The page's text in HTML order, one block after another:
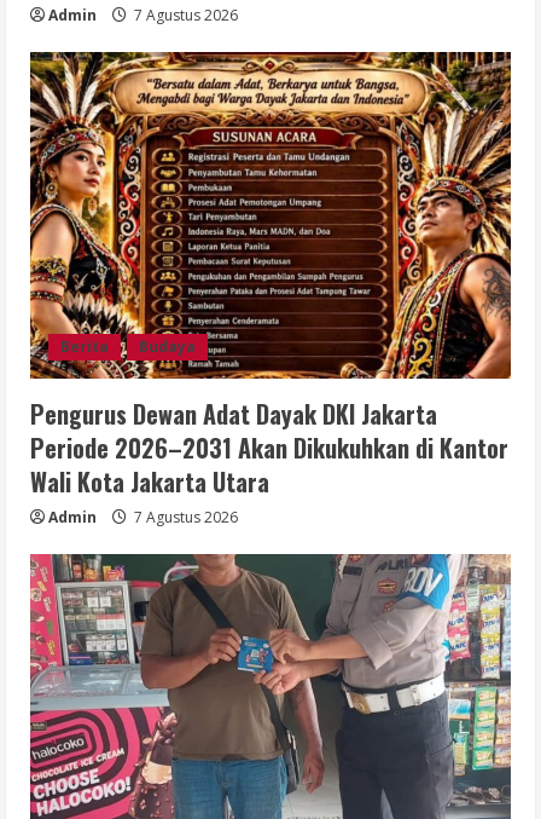
Admin 7 Agustus 2026
Berita Budaya
Pengurus Dewan Adat Dayak DKI Jakarta
Periode 2026–2031 Akan Dikukuhkan di Kantor
Wali Kota Jakarta Utara
Admin 7 Agustus 2026